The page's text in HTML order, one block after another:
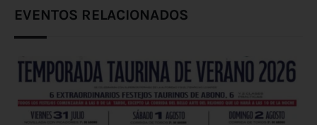
EVENTOS RELACIONADOS